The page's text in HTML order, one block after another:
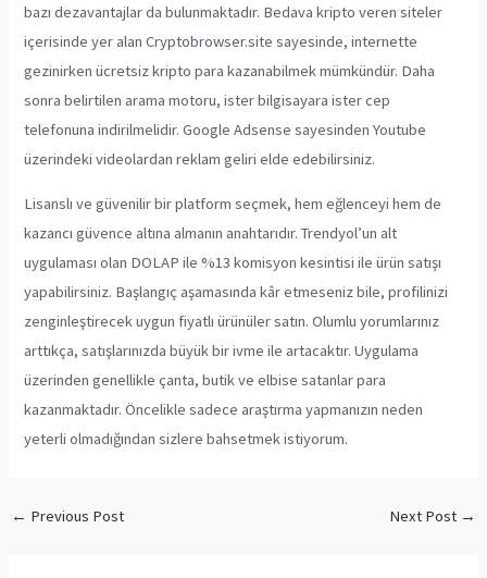
bazı dezavantajlar da bulunmaktadır. Bedava kripto veren siteler
içerisinde yer alan Cryptobrowser.site sayesinde, internette
gezinirken ücretsiz kripto para kazanabilmek mümkündür. Daha
sonra belirtilen arama motoru, ister bilgisayara ister cep
telefonuna indirilmelidir. Google Adsense sayesinden Youtube
üzerindeki videolardan reklam geliri elde edebilirsiniz.
Lisanslı ve güvenilir bir platform seçmek, hem eğlenceyi hem de
kazancı güvence altına almanın anahtarıdır. Trendyol’un alt
uygulaması olan DOLAP ile %13 komisyon kesintisi ile ürün satışı
yapabilirsiniz. Başlangıç aşamasında kâr etmeseniz bile, profilinizi
zenginleştirecek uygun fiyatlı ürünüler satın. Olumlu yorumlarınız
arttıkça, satışlarınızda büyük bir ivme ile artacaktır. Uygulama
üzerinden genellikle çanta, butik ve elbise satanlar para
kazanmaktadır. Öncelikle sadece araştırma yapmanızın neden
yeterli olmadığından sizlere bahsetmek istiyorum.
← Previous Post Next Post →